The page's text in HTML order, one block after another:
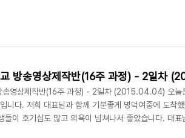
어떤 주제로 수업이 진행되었는지 느낌이 오시나요?
촬영과는 달리 중간과정에서 수정할 부분이 발생되
방송영상제작반(16주 과정) - 2일차
송영상제작반(16주 과정) - 2일차 (2015.04.04) 오늘
니다. 저희 대표님과 함께 기분좋게 명덕여중에 도착
들이 호기심도 많고 의욕이 넘쳐나서 좋았습니다. 대표